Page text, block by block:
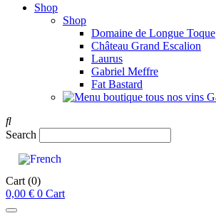
Shop
Shop
Domaine de Longue Toque
Château Grand Escalion
Laurus
Gabriel Meffre
Fat Bastard
Search
Cart (0)
0,00 € 0 Cart